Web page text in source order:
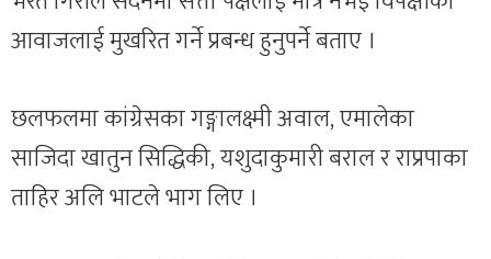
आवाजलाई मुखरित गर्ने प्रबन्ध हुनुपर्ने बताए ।
छलफलमा कांग्रेसका गङ्गालक्ष्मी अवाल, एमालेका
साजिदा खातुन सिद्धिकी, यशुदाकुमारी बराल र राप्रपाका
ताहिर अलि भाटले भाग लिए ।